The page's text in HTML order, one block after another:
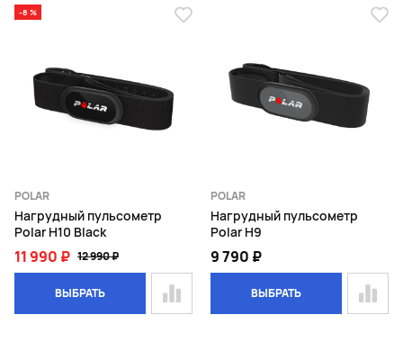
-8 %
POLAR
Нагрудный пульсометр
Polar H10 Black
11 990 ₽ 12 990 ₽
ВЫБРАТЬ
POLAR
Нагрудный пульсометр
Polar H9
9 790 ₽
ВЫБРАТЬ